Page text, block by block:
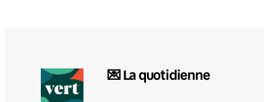
💌 La quotidienne